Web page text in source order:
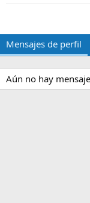
Mensajes de perfil
Aún no hay